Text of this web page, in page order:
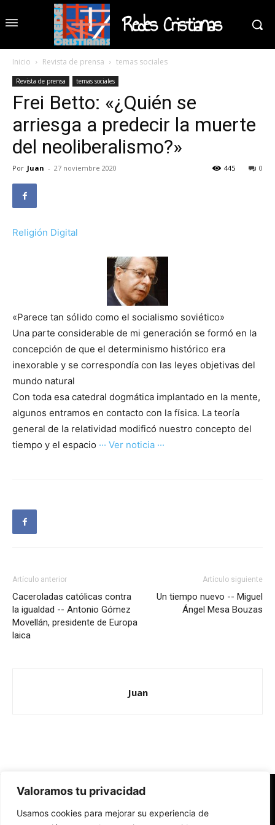
Valoramos tu privacidad
Usamos cookies para mejorar su experiencia de
Redes Cristianas
Inicio Revista de prensa temas sociales
Revista de prensa temas sociales
Frei Betto: «¿Quién se
arriesga a predecir la muerte
del neoliberalismo?»
Por Juan - 27 noviembre 2020 0
445
Religión Digital
«Parece tan sólido como el socialismo soviético»
Una parte considerable de mi generación se formó en la
concepción de que el determinismo histórico era
inexorable y se correspondía con las leyes objetivas del
mundo natural
Con toda esa catedral dogmática implantado en la mente,
algunos entramos en contacto con la física. La teoría
general de la relatividad modificó nuestro concepto del
tiempo y el espacio ··· Ver noticia ···
Artículo anterior
Caceroladas católicas contra
la igualdad -- Antonio Gómez
Movellán, presidente de Europa
laica
Artículo siguiente
Un tiempo nuevo -- Miguel
Ángel Mesa Bouzas
Juan
Redes Cristianas
Una mirada alternativa sobre la Iglesia católica y la sociedad